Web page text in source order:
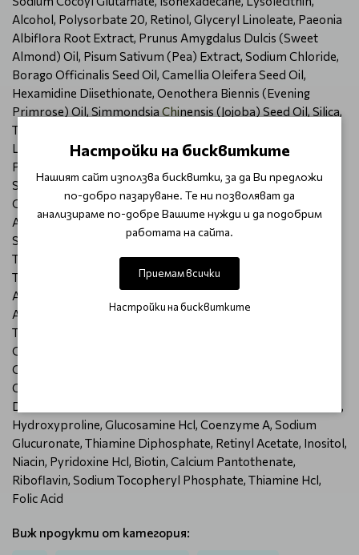
Alcohol, Polysorbate 20, Retinol, Glyceryl Linoleate, Paeonia
Albiflora Root Extract, Prunus Amygdalus Dulcis (Sweet
Almond) Oil, Pisum Sativum (Pea) Extract, Sodium Chloride,
Borago Officinalis Seed Oil, Camellia Oleifera Seed Oil,
Hexamidine Diisethionate, Oenothera Biennis (Evening
Primrose) Oil, Simmondsia Chinensis (Jojoba) Seed Oil, Silica,
Trihydroxystearin, Niacinamide, 3-O-Ethyl Ascorbic Acid,
Lactobacillus Ferment, Potassium Azeloyl Diglycinate,
Polysorbate 60, Ceramide Np, Potassium Phosphate,
Sodium Hyaluronate, Caprylyl Glycol, Sorbitan Isostearate,
Glucose, Phenoxyethanol, Bisabolol, Bht, Tocopherol, Citric
Acid, Potassium Chloride, Beta-Sitosterol, Phytic Acid,
Squalene, Potassium Sorbate, Calcium Chloride, Bha, Acetyl
Tetrapeptide-11, Magnesium Sulfate, Glutamine, Acetyl
Tetrapeptide-9, Sodium Phosphate, Ci 15510 (Orange 4),
Ascorbic Acid, Sodium Acetate, Lysine Hcl, Arginine Hcl,
Ascorbyl Palmitate, Alanine, Histidine Hcl, Valine, Leucine,
Threonine, Isoleucine, Tryptophan, Phenylalanine, Tyrosine,
Glycine, Polysorbate 80, Glucomannan, Serine, Cystine,
Cyanocobalamin, Glutathione, Asparagine, Aspartic Acid,
Ornithine Hcl, Glutamic Acid, Nicotinamide Adenine
Dinucleotide, Proline, Ci 17200 (Red 33), Methionine, Taurine,
Hydroxyproline, Glucosamine Hcl, Coenzyme A, Sodium
Glucuronate, Thiamine Diphosphate, Retinyl Acetate, Inositol,
Niacin, Pyridoxine Hcl, Biotin, Calcium Pantothenate,
Riboflavin, Sodium Tocopheryl Phosphate, Thiamine Hcl,
Folic Acid
Виж продукти от категория:
Настройки на бисквитките
Нашият сайт използва бисквитки, за да Ви предложи
по-добро пазаруване. Те ни позволяват да
анализираме по-добре Вашите нужди и да подобрим
работата на сайта.
Приемам всички
Настройки на бисквитките